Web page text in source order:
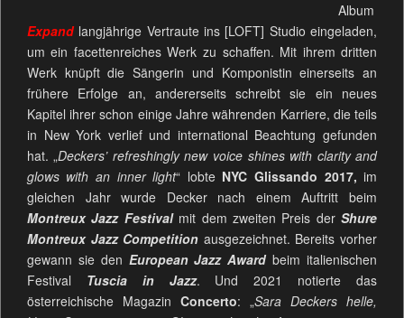
Album
Expand langjährige Vertraute ins [LOFT] Studio eingeladen,
um ein facettenreiches Werk zu schaffen. Mit ihrem dritten
Werk knüpft die Sängerin und Komponistin einerseits an
frühere Erfolge an, andererseits schreibt sie ein neues
Kapitel ihrer schon einige Jahre währenden Karriere, die teils
in New York verlief und international Beachtung gefunden
hat. „Deckers’ refreshingly new voice shines with clarity and
glows with an inner light“ lobte NYC Glissando 2017, im
gleichen Jahr wurde Decker nach einem Auftritt beim
Montreux Jazz Festival mit dem zweiten Preis derShure
Montreux Jazz Competition ausgezeichnet. Bereits vorher
gewann sie den European Jazz Award beim italienischen
Festival Tuscia in Jazz. Und 2021 notierte das
österreichische Magazin Concerto: „Sara Deckers helle,